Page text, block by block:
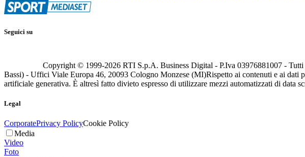
Seguici su
Copyright © 1999-2026 RTI S.p.A. Business Digital - P.Iva 03976881007 -
Bassi) - Uffici Viale Europa 46, 20093 Cologno Monzese (MI)Rispetto ai contenuti e ai dati
artificiale generativa. È altresì fatto divieto espresso di utilizzare mezzi automatizzati di data
Legal
CorporatePrivacy PolicyCookie Policy
Media
Video
Foto